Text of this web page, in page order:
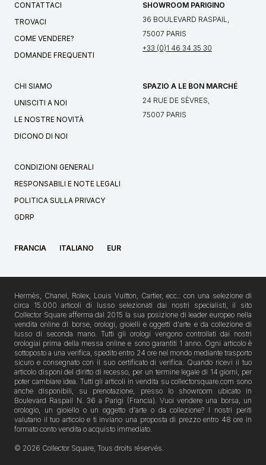
CONTATTACI
TROVACI
COME VENDERE?
DOMANDE FREQUENTI
SHOWROOM PARIGINO
36 BOULEVARD RASPAIL,
75007 PARIS
+33 (0)1 46 34 35 30
CHI SIAMO
UNISCITI A NOI
LE NOSTRE NOVITÀ
DICONO DI NOI
SPAZIO A LE BON MARCHÉ
24 RUE DE SÈVRES,
75007 PARIS
CONDIZIONI GENERALI
RESPONSABILI E NOTE LEGALI
POLITICA SULLA PRIVACY
GDRP
FRANCIA ITALIANO EUR
Hermès, Chanel, Rolex, Louis Vuitton, Cartier, ecc.: con una selezione di
circa 15.000 articoli di lusso selezionati dai nostri specialisti, il sito
Collector Square afferma dal 2015 la sua posizione di leader europeo nella
vendita online di borse, orologi, gioielli e oggetti d'arte e da collezione di
lusso di seconda mano. Tutti gli orologi vengono controllati dai nostri
orologiai prima della messa online e sono garantiti 1 anno. Ogni articolo è
sottoposto a una verifica, spedito entro 24 ore nel mondo mediante trasporto
sicuro e consegnato con il suo certificato di verifica. Quando ricevi il tuo
articolo disponi del diritto di recesso, per un termine legale di 14 giorni, per
poter cambiare idea. Tutti gli articoli in vendita su collectorsquare.com sono
anche disponibili, su prenotazione, presso lo showroom ubicato in
Boulevard Raspail N. 36 a Parigi (Francia). Vuoi vendere una borsa, un
orologio, un gioiello o un oggetto d'arte o da collezione? I nostri periti
valutano il tuo articolo e ti inviano una proposta di prezzo entro 48 ore in
formato conto vendita o acquisto immediato.
© 2026 Collector Square, Tous droits réservés.